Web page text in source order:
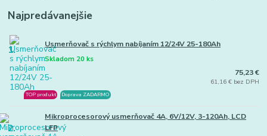
Najpredávanejšie
1. Usmerňovač s rýchlym nabíjaním 12/24V 25-180Ah
Skladom 20 ks
TOP produkt Doprava ZADARMO
75,23 €
61,16 € bez DPH
2.
Mikroprocesorový usmerňovač 4A, 6V/12V, 3-120Ah, LCD
LFP